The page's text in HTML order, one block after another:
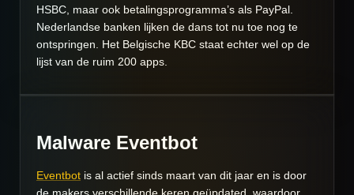
HSBC, maar ook betalingsprogramma’s als PayPal.
Nederlandse banken lijken de dans tot nu toe nog te
ontspringen. Het Belgische KBC staat echter wel op de
lijst van de ruim 200 apps.
Malware Eventbot
Eventbot is al actief sinds maart van dit jaar en is door